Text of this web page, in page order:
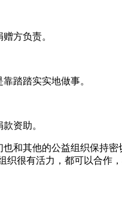
方负责。
踏踏实实地做事。
资助。
和其他的公益组织保持密
织很有活力，都可以合作